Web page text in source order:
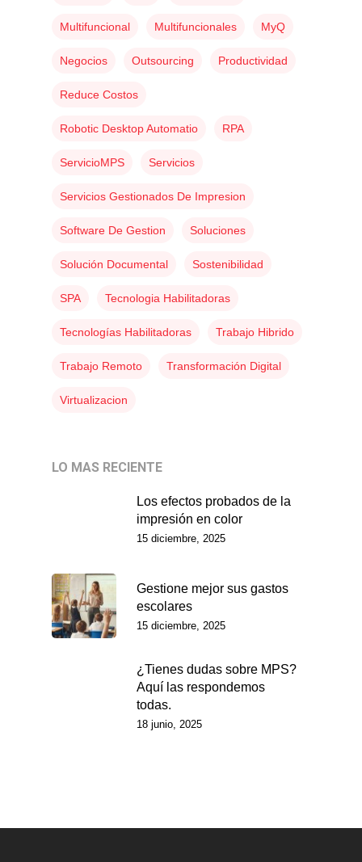
Multifuncional Multifuncionales MyQ
Negocios Outsourcing Productividad
Reduce Costos
Robotic Desktop Automatio RPA
ServicioMPS Servicios
Servicios Gestionados De Impresion
Software De Gestion Soluciones
Solución Documental Sostenibilidad
SPA Tecnologia Habilitadoras
Tecnologías Habilitadoras Trabajo Hibrido
Trabajo Remoto Transformación Digital
Virtualizacion
LO MAS RECIENTE
Los efectos probados de la
impresión en color
15 diciembre, 2025
Gestione mejor sus gastos
escolares
15 diciembre, 2025
¿Tienes dudas sobre MPS?
Aquí las respondemos
todas.
18 junio, 2025
Avision
Servicios